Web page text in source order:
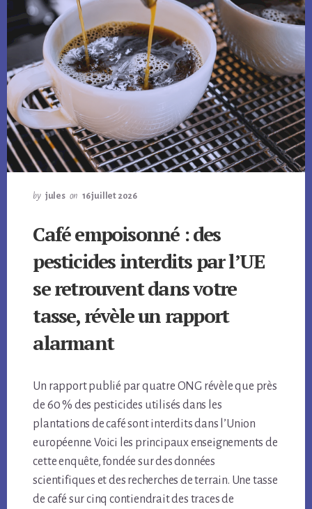
by jules on 16 juillet 2026
Café empoisonné : des
pesticides interdits par l’UE
se retrouvent dans votre
tasse, révèle un rapport
alarmant
Un rapport publié par quatre ONG révèle que près
de 60 % des pesticides utilisés dans les
plantations de café sont interdits dans l’Union
européenne. Voici les principaux enseignements de
cette enquête, fondée sur des données
scientifiques et des recherches de terrain. Une tasse
de café sur cinq contiendrait des traces de